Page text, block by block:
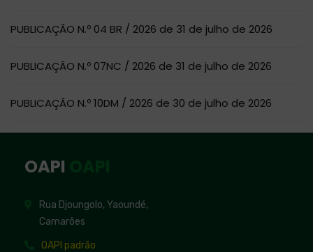
PUBLICAÇÃO N.º 04 BR / 2026 de 31 de julho de 2026
PUBLICAÇÃO N.º 07NC / 2026 de 31 de julho de 2026
PUBLICAÇÃO N.º 10DM / 2026 de 30 de julho de 2026
OAPI
Rua Djoungolo, Yaoundé,
Camarões
OAPI padrão